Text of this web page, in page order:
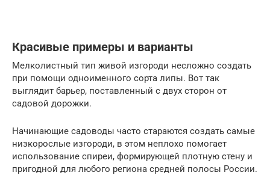
Красивые примеры и варианты
Мелколистный тип живой изгороди несложно создать
при помощи одноименного сорта липы. Вот так
выглядит барьер, поставленный с двух сторон от
садовой дорожки.
Начинающие садоводы часто стараются создать самые
низкорослые изгороди, в этом неплохо помогает
использование спиреи, формирующей плотную стену и
пригодной для любого региона средней полосы России.